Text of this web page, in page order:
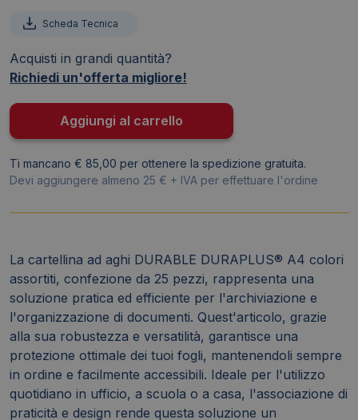
plastica
Assortiti
257900
(conf.25)
quantità
Scheda Tecnica
Acquisti in grandi quantità?
Richiedi un'offerta migliore!
Aggiungi al carrello
Ti mancano € 85,00 per ottenere la spedizione gratuita.
Devi aggiungere almeno 25 € + IVA per effettuare l'ordine
La cartellina ad aghi DURABLE DURAPLUS® A4 colori
assortiti, confezione da 25 pezzi, rappresenta una
soluzione pratica ed efficiente per l'archiviazione e
l'organizzazione di documenti. Quest'articolo, grazie
alla sua robustezza e versatilità, garantisce una
protezione ottimale dei tuoi fogli, mantenendoli sempre
in ordine e facilmente accessibili. Ideale per l'utilizzo
quotidiano in ufficio, a scuola o a casa, l'associazione di
praticità e design rende questa soluzione un